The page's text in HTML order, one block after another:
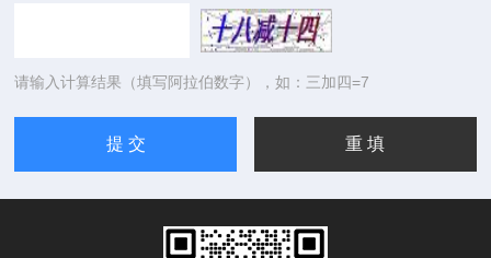
请输入计算结果（填写阿拉伯数字），如：三加四=7